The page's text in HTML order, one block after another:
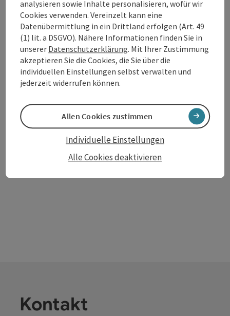
Beitrag merken: Volksschule Mitterkirchen
Volksschule Mitterkirchen
Die Volksschule Mitterkirchen ist sehr liebevoll
eingerichtet. Die Kinder lernen einen guten Umgang mit
Anderen und den Mitmenschen.
Mitterkirchen im Machland
DO
Kontakt
analysieren sowie Inhalte personalisieren, wofür wir
Cookies verwenden. Vereinzelt kann eine
Datenübermittlung in ein Drittland erfolgen (Art. 49
(1) lit. a DSGVO). Nähere Informationen finden Sie in
unserer Datenschutzerklärung. Mit Ihrer Zustimmung
akzeptieren Sie die Cookies, die Sie über die
individuellen Einstellungen selbst verwalten und
jederzeit widerrufen können.
Alle Cookies deaktivieren
Individuelle Einstellungen
Allen Cookies zustimmen